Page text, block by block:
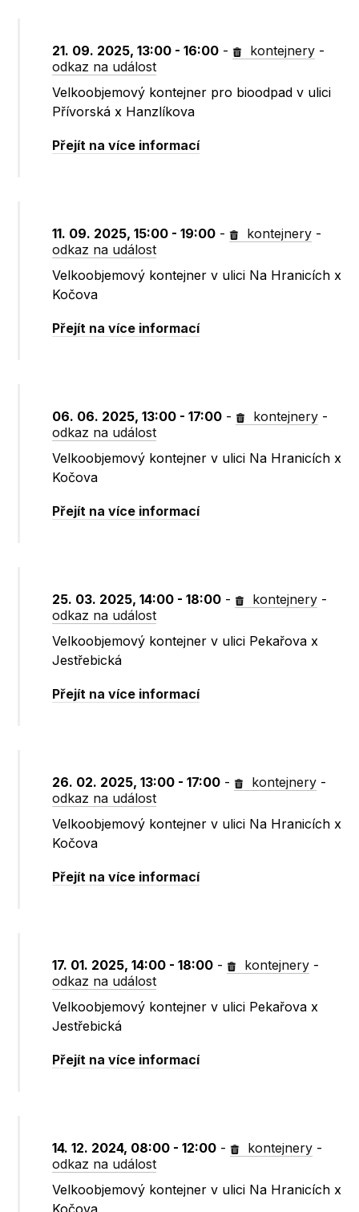
21. 09. 2025, 13:00 - 16:00 - kontejnery -
odkaz na událost
Velkoobjemový kontejner pro bioodpad v ulici
Přívorská x Hanzlíkova
Přejít na více informací
11. 09. 2025, 15:00 - 19:00 - kontejnery -
odkaz na událost
Velkoobjemový kontejner v ulici Na Hranicích x
Kočova
Přejít na více informací
06. 06. 2025, 13:00 - 17:00 - kontejnery -
odkaz na událost
Velkoobjemový kontejner v ulici Na Hranicích x
Kočova
Přejít na více informací
25. 03. 2025, 14:00 - 18:00 - kontejnery -
odkaz na událost
Velkoobjemový kontejner v ulici Pekařova x
Jestřebická
Přejít na více informací
26. 02. 2025, 13:00 - 17:00 - kontejnery -
odkaz na událost
Velkoobjemový kontejner v ulici Na Hranicích x
Kočova
Přejít na více informací
17. 01. 2025, 14:00 - 18:00 - kontejnery -
odkaz na událost
Velkoobjemový kontejner v ulici Pekařova x
Jestřebická
Přejít na více informací
14. 12. 2024, 08:00 - 12:00 - kontejnery -
odkaz na událost
Velkoobjemový kontejner v ulici Na Hranicích x
Kočova